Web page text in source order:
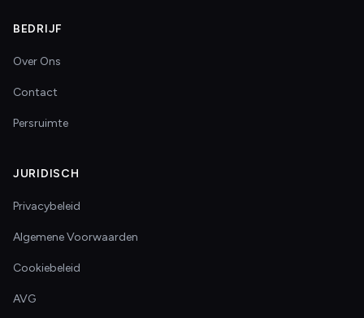
BEDRIJF
Over Ons
Contact
Persruimte
JURIDISCH
Privacybeleid
Algemene Voorwaarden
Cookiebeleid
AVG